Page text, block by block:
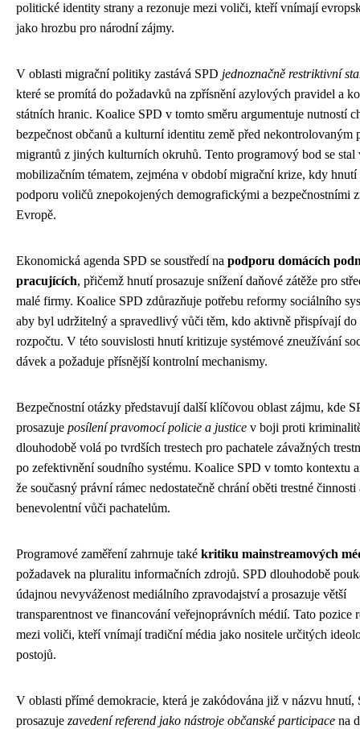
politické identity strany a rezonuje mezi voliči, kteří vnímají
jako hrozbu pro národní zájmy.
V oblasti migrační politiky zastává SPD jednoznačně restriktivní
které se promítá do požadavků na zpřísnění azylových pravidel a
státních hranic. Koalice SPD v tomto směru argumentuje nutností
bezpečnost občanů a kulturní identitu země před nekontrolovaným
migrantů z jiných kulturních okruhů. Tento programový bod se stal
mobilizačním tématem, zejména v období migrační krize, kdy hnutí
podporu voličů znepokojených demografickými a bezpečnostními
Evropě.
Ekonomická agenda SPD se soustředí na podporu domácích
pracujících, přičemž hnutí prosazuje snížení daňové zátěže pro
malé firmy. Koalice SPD zdůrazňuje potřebu reformy sociálního
aby byl udržitelný a spravedlivý vůči těm, kdo aktivně přispívají do
rozpočtu. V této souvislosti hnutí kritizuje systémové zneužívání
dávek a požaduje přísnější kontrolní mechanismy.
Bezpečnostní otázky představují další klíčovou oblast zájmu, kde
prosazuje posílení pravomocí policie a justice v boji proti
dlouhodobě volá po tvrdších trestech pro pachatele závažných
po zefektivnění soudního systému. Koalice SPD v tomto kontextu
že současný právní rámec nedostatečně chrání oběti trestné
benevolentní vůči pachatelům.
Programové zaměření zahrnuje také kritiku mainstreamových
požadavek na pluralitu informačních zdrojů. SPD dlouhodobě
údajnou nevyváženost mediálního zpravodajství a prosazuje větší
transparentnost ve financování veřejnoprávních médií. Tato pozice
mezi voliči, kteří vnímají tradiční média jako nositele určitých
postojů.
V oblasti přímé demokracie, která je zakódována již v názvu hnutí,
prosazuje zavedení referend jako nástroje občanské participace na